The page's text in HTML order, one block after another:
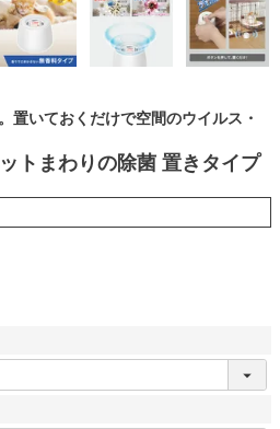
置いておくだけで空間のウイルス・
トまわりの除菌 置きタイプ